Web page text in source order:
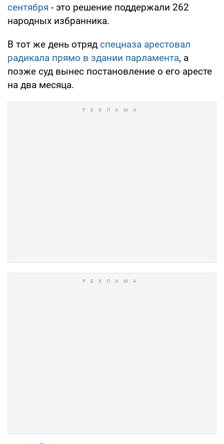
сентября - это решение поддержали 262
народных избранника.
В тот же день отряд спецназа арестовал
радикала прямо в здании парламента, а
позже суд вынес постановление о его аресте
на два месяца.